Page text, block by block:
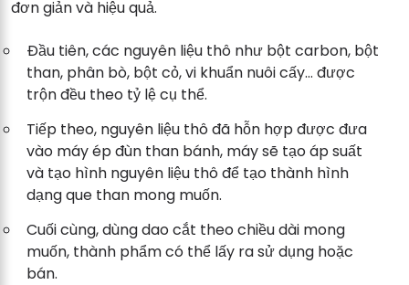
đơn giản và hiệu quả.
Đầu tiên, các nguyên liệu thô như bột carbon, bột
than, phân bò, bột cỏ, vi khuẩn nuôi cấy… được
trộn đều theo tỷ lệ cụ thể.
Tiếp theo, nguyên liệu thô đã hỗn hợp được đưa
vào máy ép đùn than bánh, máy sẽ tạo áp suất
và tạo hình nguyên liệu thô để tạo thành hình
dạng que than mong muốn.
Cuối cùng, dùng dao cắt theo chiều dài mong
muốn, thành phẩm có thể lấy ra sử dụng hoặc
bán.